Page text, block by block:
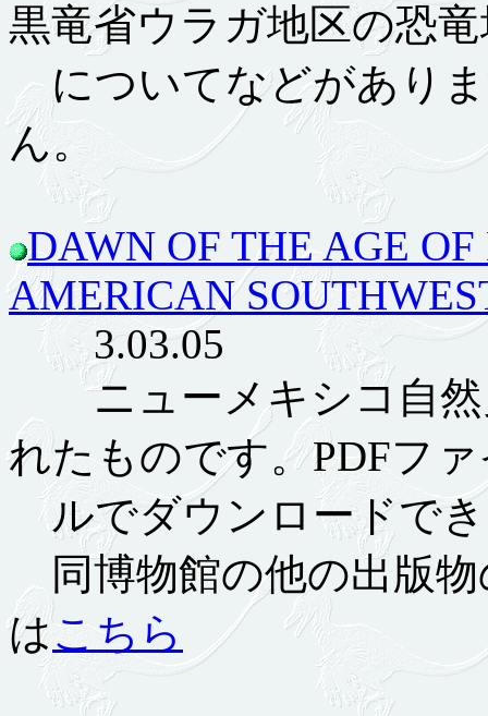
黒竜省ウラガ地区の恐
についてなどがあり
ん。
DAWN OF THE AGE
AMERICAN
3.03.05
ニューメキシコ自然
れたものです。PDFフ
ルでダウンロードで
同博物館の他の出版物
はこちら